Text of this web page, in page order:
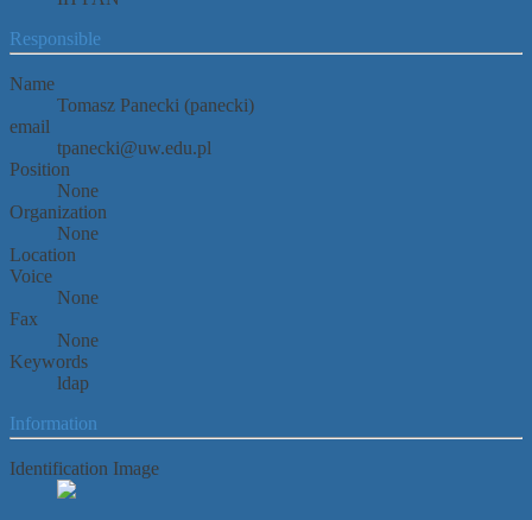
Responsible
Name
Tomasz Panecki (panecki)
email
tpanecki@uw.edu.pl
Position
None
Organization
None
Location
Voice
None
Fax
None
Keywords
ldap
Information
Identification Image